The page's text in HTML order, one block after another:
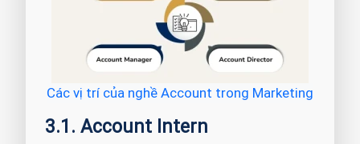
Các vị trí của nghề Account trong Marketing
3.1. Account Intern